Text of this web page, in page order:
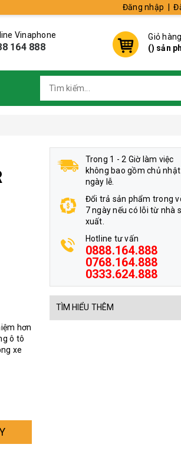
Đăng nhập
Vinaphone
164 888
Giỏ hàng
() sản
hơn
ô tô
xe
Trong 1 - 2 Giờ làm việc
không bao gồm chủ
ngày lễ.
Đổi trả sản phẩm trong
7 ngày nếu có lỗi từ nhà
xuất.
Hotline tư vấn
0888.164.888
0768.164.888
0333.624.888
TÌM HIỂU THÊM